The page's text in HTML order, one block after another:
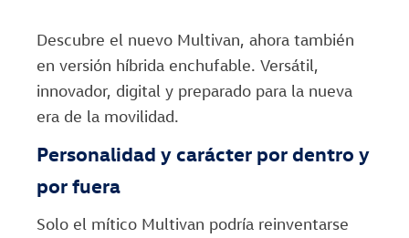
Descubre el nuevo Multivan, ahora también
en versión híbrida enchufable. Versátil,
innovador, digital y preparado para la nueva
era de la movilidad.
Personalidad y carácter por dentro y
por fuera
Solo el mítico Multivan podría reinventarse